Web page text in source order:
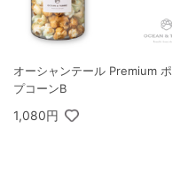
オーシャンテール Premium
プコーンB
1,080円